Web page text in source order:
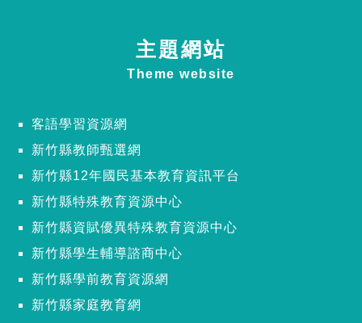
主題網站
Theme website
客語學習資源網
新竹縣教師甄選網
新竹縣12年國民基本教育資訊平台
新竹縣特殊教育資源中心
新竹縣資賦優異特殊教育資源中心
新竹縣學生輔導諮商中心
新竹縣學前教育資源網
新竹縣家庭教育網